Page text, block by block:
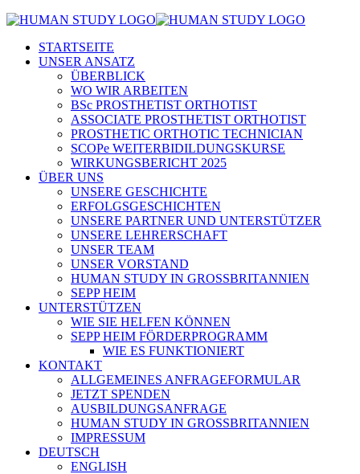
STARTSEITE
UNSER ANSATZ
ÜBERBLICK
WO WIR ARBEITEN
BSc PROSTHETIST ORTHOTIST
ASSOCIATE PROSTHETIST ORTHOTIST
PROSTHETIC ORTHOTIC TECHNICIAN
SCOPe WEITERBIDILDUNGSKURSE
WIRKUNGSBERICHT 2025
ÜBER UNS
UNSERE GESCHICHTE
ERFOLGSGESCHICHTEN
UNSERE PARTNER UND UNTERSTÜTZER
UNSERE LEHRERSCHAFT
UNSER TEAM
UNSER VORSTAND
HUMAN STUDY IN GROSSBRITANNIEN
SEPP HEIM
UNTERSTÜTZEN
WIE SIE HELFEN KÖNNEN
SEPP HEIM FÖRDERPROGRAMM
WIE ES FUNKTIONIERT
KONTAKT
ALLGEMEINES ANFRAGEFORMULAR
JETZT SPENDEN
AUSBILDUNGSANFRAGE
HUMAN STUDY IN GROSSBRITANNIEN
IMPRESSUM
DEUTSCH
ENGLISH